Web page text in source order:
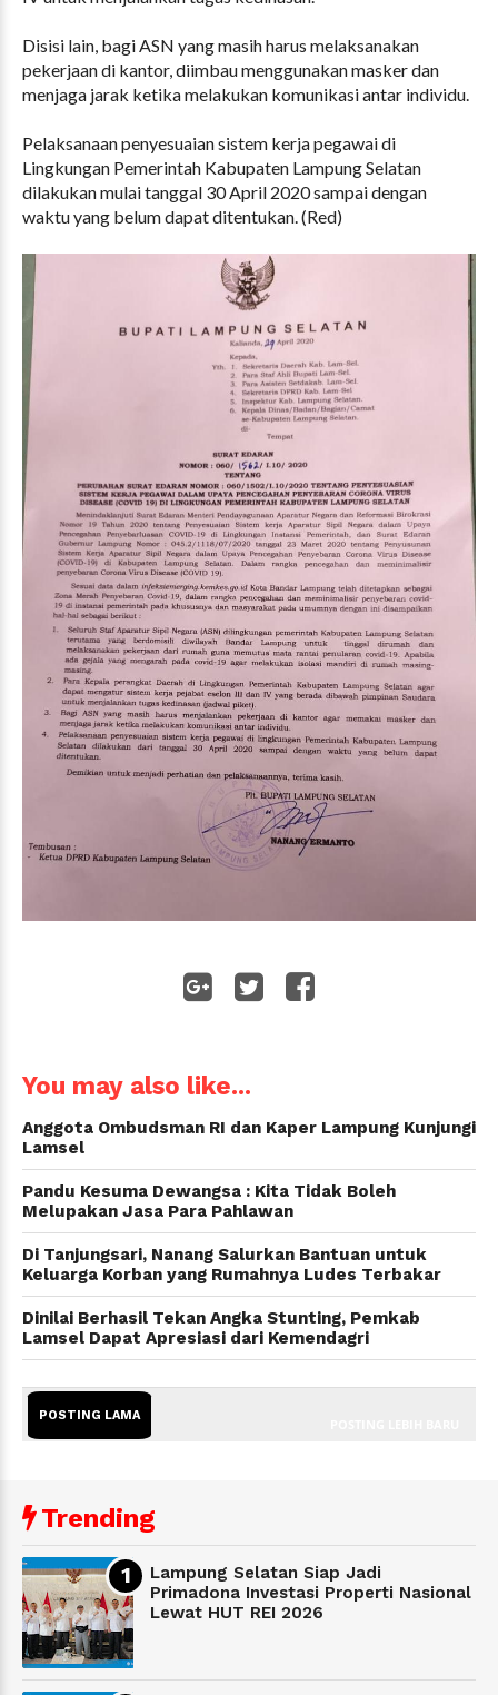
Disisi lain, bagi ASN yang masih harus melaksanakan
pekerjaan di kantor, diimbau menggunakan masker dan
menjaga jarak ketika melakukan komunikasi antar individu.
Pelaksanaan penyesuaian sistem kerja pegawai di
Lingkungan Pemerintah Kabupaten Lampung Selatan
dilakukan mulai tanggal 30 April 2020 sampai dengan
waktu yang belum dapat ditentukan. (Red)
You may also like...
Anggota Ombudsman RI dan Kaper Lampung Kunjungi
Lamsel
Pandu Kesuma Dewangsa : Kita Tidak Boleh
Melupakan Jasa Para Pahlawan
Di Tanjungsari, Nanang Salurkan Bantuan untuk
Keluarga Korban yang Rumahnya Ludes Terbakar
Dinilai Berhasil Tekan Angka Stunting, Pemkab
Lamsel Dapat Apresiasi dari Kemendagri
POSTING LAMA
Trending
Lampung Selatan Siap Jadi
Primadona Investasi Properti Nasional
Lewat HUT REI 2026